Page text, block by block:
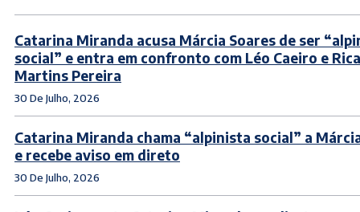
Catarina Miranda acusa Márcia Soares de ser
social” e entra em confronto com Léo Caeiro e
Martins Pereira
30 De Julho, 2026
Catarina Miranda chama “alpinista social” a
e recebe aviso em direto
30 De Julho, 2026